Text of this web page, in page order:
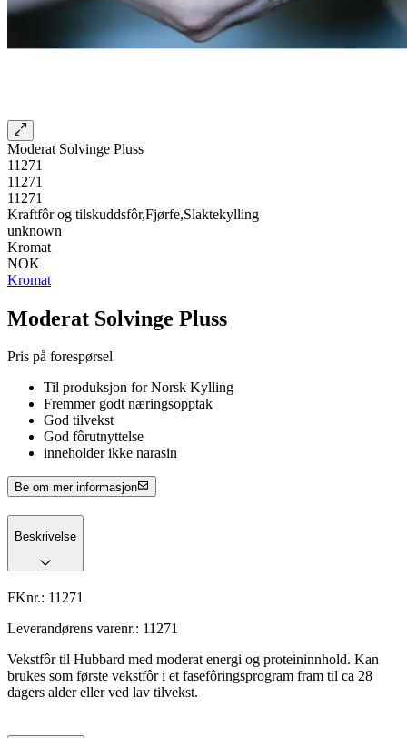
Moderat Solvinge Pluss
11271
11271
11271
Kraftfôr og tilskuddsfôr,Fjørfe,Slaktekylling
unknown
Kromat
NOK
Kromat
Moderat Solvinge Pluss
Pris på forespørsel
Til produksjon for Norsk Kylling
Fremmer godt næringsopptak
God tilvekst
God fôrutnyttelse
inneholder ikke narasin
Be om mer informasjon
Beskrivelse
FKnr.: 11271
Leverandørens varenr.: 11271
Vekstfôr til Hubbard med moderat energi og proteininnhold. Kan
brukes som første vekstfôr i et fasefôringsprogram fram til ca 28
dagers alder eller ved lav tilvekst.